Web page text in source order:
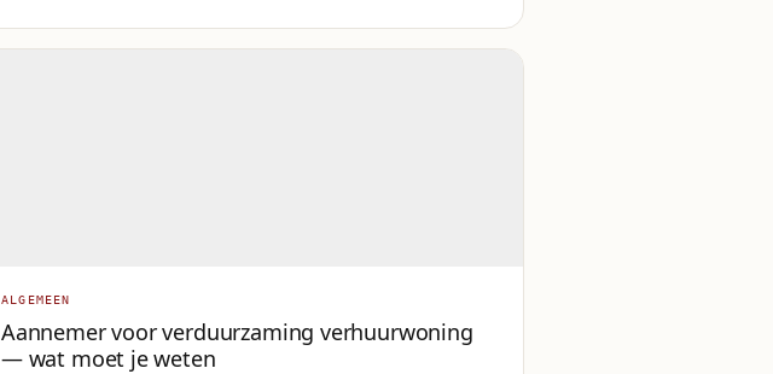
ALGEMEEN
Aannemer voor verduurzaming verhuurwoning
— wat moet je weten